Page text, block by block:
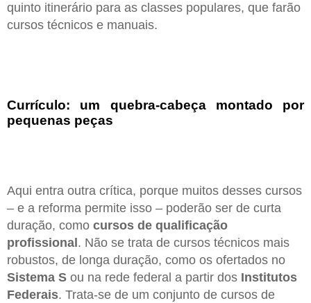
quinto itinerário para as classes populares, que farão
cursos técnicos e manuais.
Currículo: um quebra-cabeça montado por
pequenas peças
Aqui entra outra crítica, porque muitos desses cursos
– e a reforma permite isso – poderão ser de curta
duração, como cursos de qualificação
profissional . Não se trata de cursos técnicos mais
robustos, de longa duração, como os ofertados no
Sistema S ou na rede federal a partir dos Institutos
Federais. Trata-se de um conjunto de cursos de